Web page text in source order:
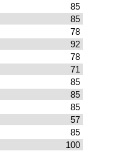
85
85
78
92
78
71
85
85
85
57
85
100